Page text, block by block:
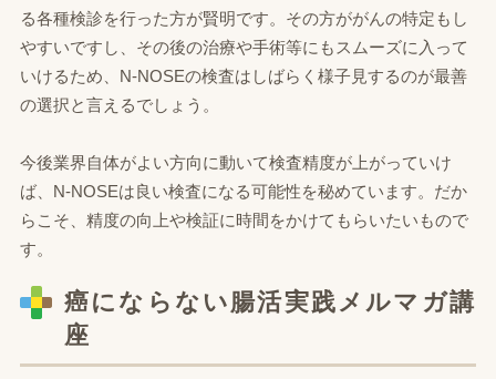
る各種検診を行った方が賢明です。その方ががんの特定もし
やすいですし、その後の治療や手術等にもスムーズに入って
いけるため、N‐NOSEの検査はしばらく様子見するのが最善
の選択と言えるでしょう。
今後業界自体がよい方向に動いて検査精度が上がっていけ
ば、N‐NOSEは良い検査になる可能性を秘めています。だか
らこそ、精度の向上や検証に時間をかけてもらいたいもので
す。
癌にならない腸活実践メルマガ講
座